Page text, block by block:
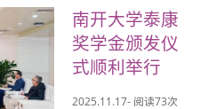
南开大学泰康
奖学金颁发仪
式顺利举行
2025.11.17- 阅读73次